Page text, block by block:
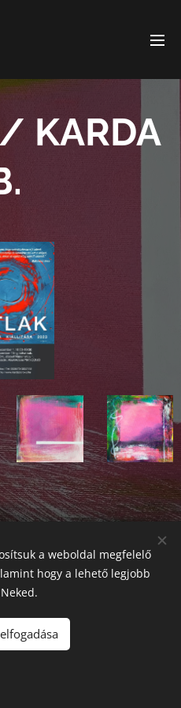
KARDA
egyesület | Minden jog
a weboldal megfelelő
hogy a lehető legjobb